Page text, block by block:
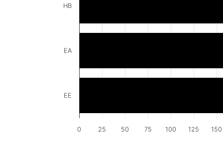
0 25 50 75 100 125 150
HB
EA
EE